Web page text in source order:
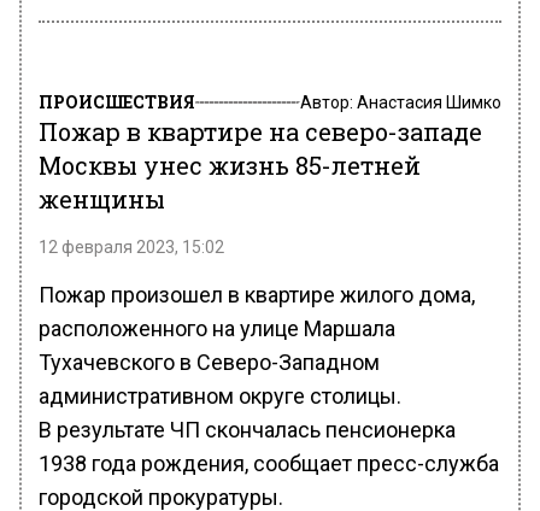
ПРОИСШЕСТВИЯ Автор: Анастасия Шимко
Пожар в квартире на северо-западе
Москвы унес жизнь 85-летней
женщины
12 февраля 2023, 15:02
Пожар произошел в квартире жилого дома,
расположенного на улице Маршала
Тухачевского в Северо-Западном
административном округе столицы.
В результате ЧП скончалась пенсионерка
1938 года рождения, сообщает пресс-служба
городской прокуратуры.